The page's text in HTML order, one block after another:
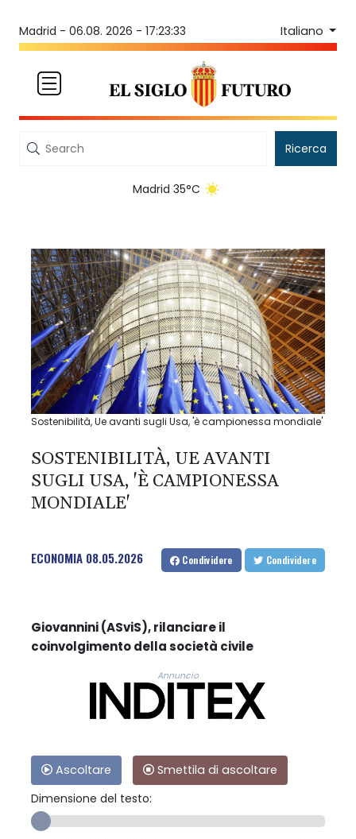
Madrid - 06.08. 2026 - 17:23:34 Italiano
Ricerca
Madrid 35°C
Sostenibilità, Ue avanti sugli Usa, 'è campionessa mondiale'
SOSTENIBILITÀ, UE AVANTI
SUGLI USA, 'È CAMPIONESSA
MONDIALE'
ECONOMIA 08.05.2026 Condividere Condividere
Giovannini (ASviS), rilanciare il
coinvolgimento della società civile
Annuncio
Ascoltare
Smettila di ascoltare
Dimensione del testo: